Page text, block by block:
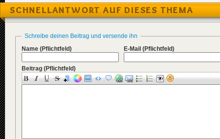
SCHNELLANTWORT AUF DIESES THEMA
Schreibe deinen Beitrag und versende ihn
Name (Pflichtfeld) E-Mail (Pflichtfeld)
Beitrag (Pflichtfeld)